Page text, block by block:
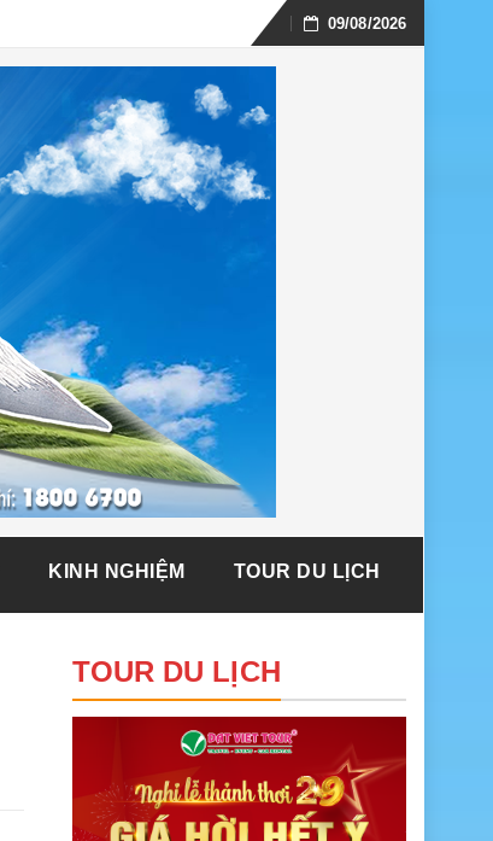
Skip
09/08/2026
KINH NGHIỆM TOUR DU LỊCH
TOUR DU LỊCH